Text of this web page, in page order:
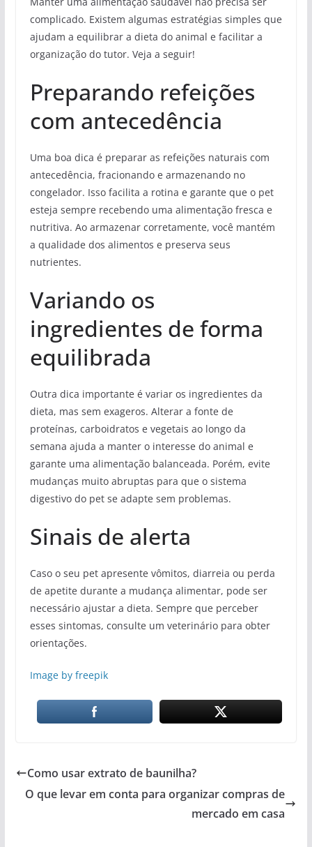
complicado. Existem algumas estratégias simples que
ajudam a equilibrar a dieta do animal e facilitar a
organização do tutor. Veja a seguir!
Preparando refeições
com antecedência
Uma boa dica é preparar as refeições naturais com
antecedência, fracionando e armazenando no
congelador. Isso facilita a rotina e garante que o pet
esteja sempre recebendo uma alimentação fresca e
nutritiva. Ao armazenar corretamente, você mantém
a qualidade dos alimentos e preserva seus
nutrientes.
Variando os
ingredientes de forma
equilibrada
Outra dica importante é variar os ingredientes da
dieta, mas sem exageros. Alterar a fonte de
proteínas, carboidratos e vegetais ao longo da
semana ajuda a manter o interesse do animal e
garante uma alimentação balanceada. Porém, evite
mudanças muito abruptas para que o sistema
digestivo do pet se adapte sem problemas.
Sinais de alerta
Caso o seu pet apresente vômitos, diarreia ou perda
de apetite durante a mudança alimentar, pode ser
necessário ajustar a dieta. Sempre que perceber
esses sintomas, consulte um veterinário para obter
orientações.
Image by freepik
Como usar extrato de baunilha?
O que levar em conta para organizar compras de
mercado em casa